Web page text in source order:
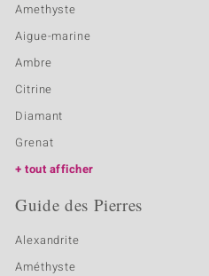
Amethyste
Aigue-marine
Ambre
Citrine
Diamant
Grenat
tout afficher
Guide des Pierres
Alexandrite
Améthyste